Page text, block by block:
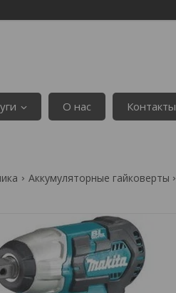
О нас Контакты
Аккумуляторные гайковерты